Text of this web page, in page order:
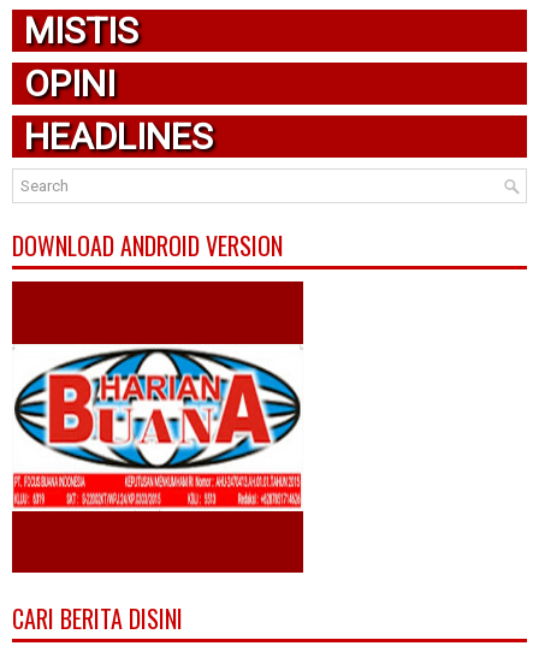
MISTIS
OPINI
HEADLINES
DOWNLOAD ANDROID VERSION
CARI BERITA DISINI